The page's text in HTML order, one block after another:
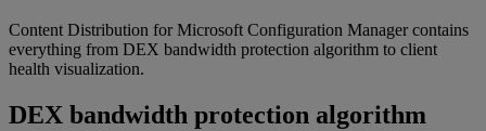
Content Distribution for Microsoft Configuration Manager contains
everything from DEX bandwidth protection algorithm to client
health visualization.
DEX bandwidth protection algorithm